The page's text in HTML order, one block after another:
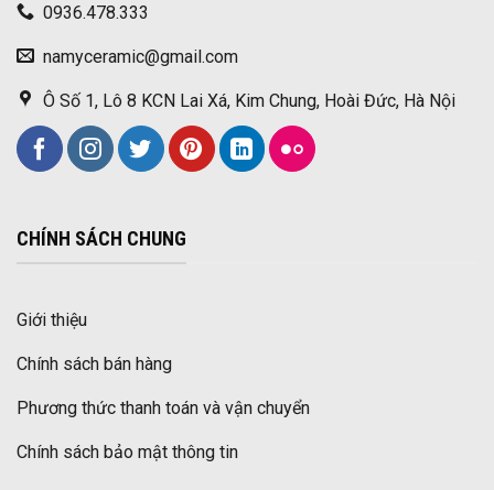
0936.478.333
namyceramic@gmail.com
Ô Số 1, Lô 8 KCN Lai Xá, Kim Chung, Hoài Đức, Hà Nội
CHÍNH SÁCH CHUNG
Giới thiệu
Chính sách bán hàng
Phương thức thanh toán và vận chuyển
Chính sách bảo mật thông tin